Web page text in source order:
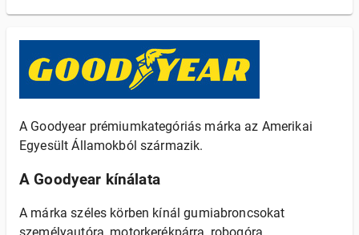
A Goodyear prémiumkategóriás márka az Amerikai
Egyesült Államokból származik.
A Goodyear kínálata
A márka széles körben kínál gumiabroncsokat